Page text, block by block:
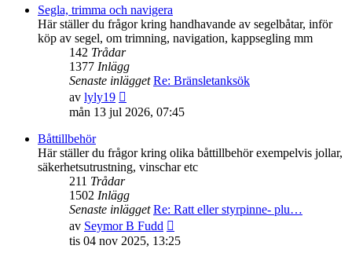
senaste
inlägget
Segla, trimma och navigera
Här ställer du frågor kring handhavande av segelbåtar, inför
köp av segel, om trimning, navigation, kappsegling mm
142 Trådar
1377 Inlägg
Senaste inlägget Re: Bränsletanksök
av lyly19
till
inlägget
mån 13 jul 2026, 07:45
Båttillbehör
Här ställer du frågor kring olika båttillbehör exempelvis jollar,
säkerhetsutrustning, vinschar etc
211 Trådar
1502 Inlägg
Senaste inlägget Re: Ratt eller styrpinne- plu…
av Seymor B Fudd
till
tis 04 nov 2025, 13:25